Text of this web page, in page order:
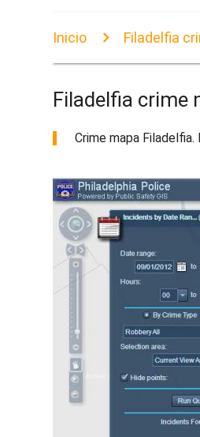
Inicio Filadelfia
Filadelfia crime
Crime mapa Filadelfia.